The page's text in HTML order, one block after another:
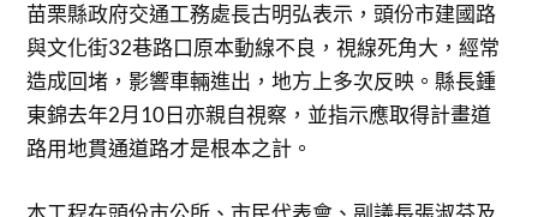
苗栗縣政府交通工務處長古明弘表示，頭份市建國路
與文化街32巷路口原本動線不良，視線死角大，經常
造成回堵，影響車輛進出，地方上多次反映。縣長鍾
東錦去年2月10日亦親自視察，並指示應取得計畫道
路用地貫通道路才是根本之計。